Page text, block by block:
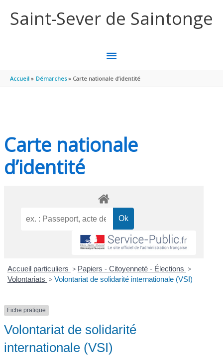
Saint-Sever de Saintonge
MENU
PRINCIPAL
Accueil Démarches Carte nationale d’identité
Carte nationale
d’identité
Accueil particuliers > Papiers - Citoyenneté - Élections >
Volontariats > Volontariat de solidarité internationale (VSI)
Fiche pratique
Volontariat de solidarité
internationale (VSI)